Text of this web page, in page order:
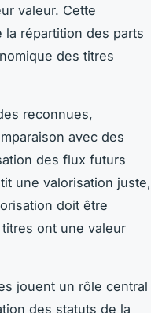
valeur. Cette
la répartition des parts
des titres
reconnues,
avec des
des flux futurs
une valorisation juste,
doit être
ont une valeur
jouent un rôle central
des statuts de la